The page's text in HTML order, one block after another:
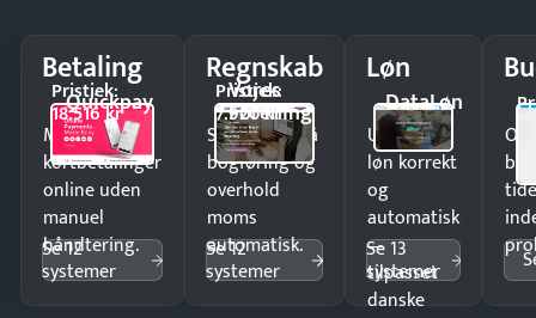
Betaling
Quickpay
Pristjek:
18.516 kr
Modtag
kortbetalinger
online uden
manuel
håndtering.
Se 12
systemer
Regnskab
Vores
Forening
Pristjek:
7.920 kr
Spar timer på
bogføring og
overhold
moms
automatisk.
Se 12
systemer
Løn
DataLøn
Udbetal
løn korrekt
og
automatisk
—
tilpasset
danske
Se 13
systemer